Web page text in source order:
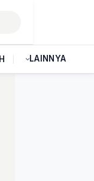
LAINNYA